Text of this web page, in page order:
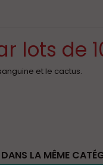
lots de
et le cactus.
LA MÊME